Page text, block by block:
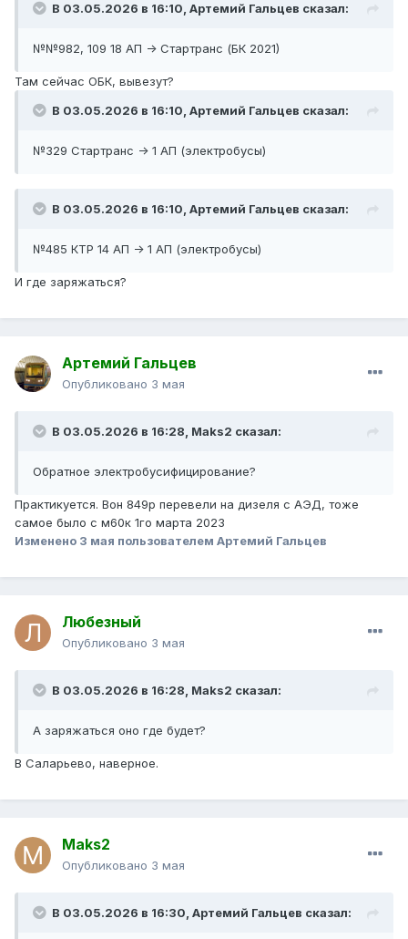
В 03.05.2026 в 16:10, Артемий Гальцев сказал:
№№982, 109 18 АП -> Стартранс (БК 2021)
Там сейчас ОБК, вывезут?
В 03.05.2026 в 16:10, Артемий Гальцев сказал:
№329 Стартранс -> 1 АП (электробусы)
В 03.05.2026 в 16:10, Артемий Гальцев сказал:
№485 КТР 14 АП -> 1 АП (электробусы)
И где заряжаться?
Артемий Гальцев
Опубликовано 3 мая
В 03.05.2026 в 16:28, Maks2 сказал:
Обратное электробусифицирование?
Практикуется. Вон 849р перевели на дизеля с АЭД, тоже
самое было с м60к 1го марта 2023
Изменено 3 мая пользователем Артемий Гальцев
Любезный
Опубликовано 3 мая
В 03.05.2026 в 16:28, Maks2 сказал:
А заряжаться оно где будет?
В Саларьево, наверное.
Maks2
Опубликовано 3 мая
В 03.05.2026 в 16:30, Артемий Гальцев сказал: